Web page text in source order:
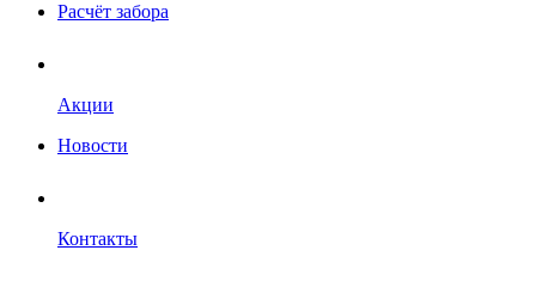
Расчёт забора
Акции
Новости
Контакты